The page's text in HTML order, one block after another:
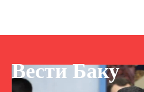
Вести Баку